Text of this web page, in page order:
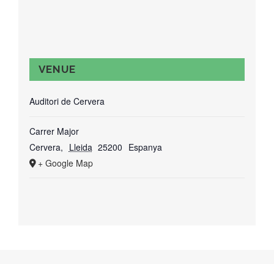
VENUE
Auditori de Cervera
Carrer Major
Cervera, Lleida 25200 Espanya
+ Google Map